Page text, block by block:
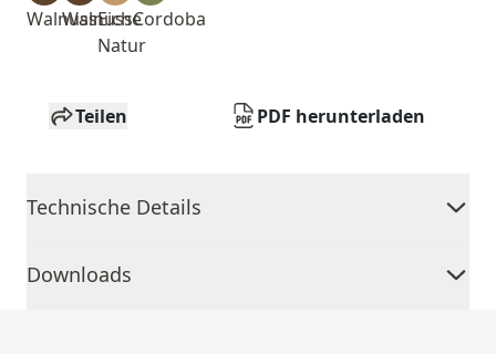
WalnussWalnuss
Eiche
Natur
Cordoba
Teilen PDF herunterladen
Technische Details
Downloads